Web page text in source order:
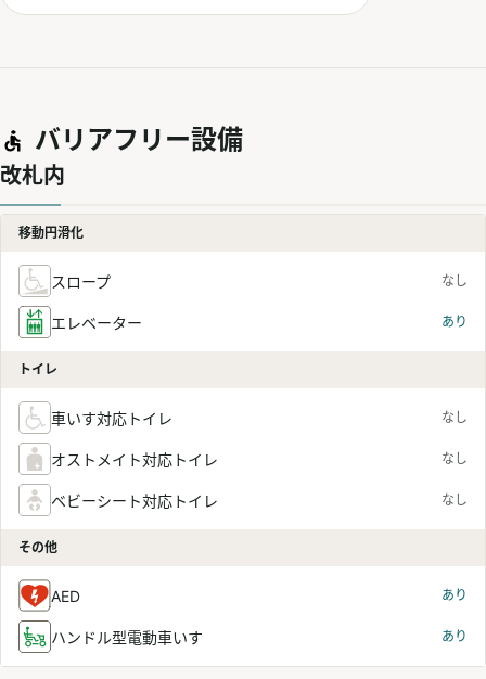
バリアフリー設備
改札内
移動円滑化
スロープ なし
エレベーター あり
トイレ
車いす対応トイレ なし
オストメイト対応トイレ なし
ベビーシート対応トイレ なし
その他
AED あり
ハンドル型電動車いす あり